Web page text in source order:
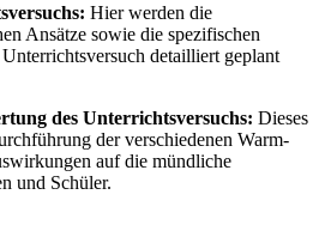
Hier werden die
Ansätze sowie die spezifischen
detailliert geplant
des Unterrichtsversuchs: Dieses
der verschiedenen Warm-
auf die mündliche
und Schüler.